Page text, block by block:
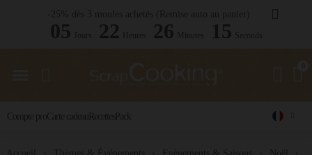
Compte pro Carte cadeau Recettes Pack